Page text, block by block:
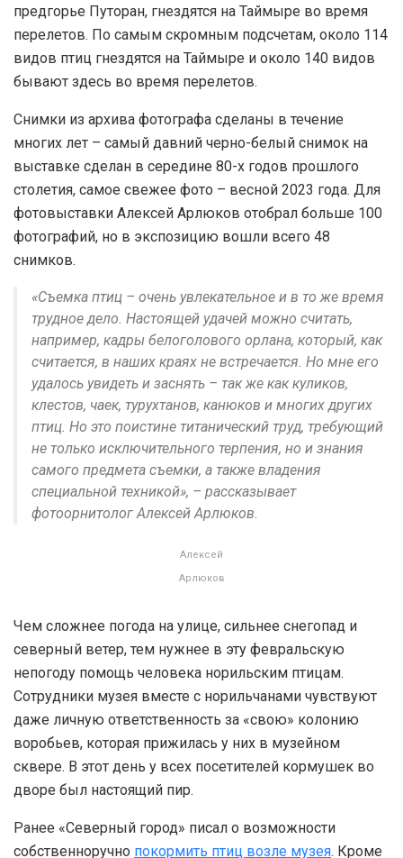
предгорье Путоран, гнездятся на Таймыре во время
перелетов. По самым скромным подсчетам, около 114
видов птиц гнездятся на Таймыре и около 140 видов
бывают здесь во время перелетов.
Снимки из архива фотографа сделаны в течение
многих лет – самый давний черно-белый снимок на
выставке сделан в середине 80-х годов прошлого
столетия, самое свежее фото – весной 2023 года. Для
фотовыставки Алексей Арлюков отобрал больше 100
фотографий, но в экспозицию вошли всего 48
снимков.
«Съемка птиц – очень увлекательное и в то же время
трудное дело. Настоящей удачей можно считать,
например, кадры белоголового орлана, который, как
считается, в наших краях не встречается. Но мне его
удалось увидеть и заснять – так же как куликов,
клестов, чаек, турухтанов, канюков и многих других
птиц. Но это поистине титанический труд, требующий
не только исключительного терпения, но и знания
самого предмета съемки, а также владения
специальной техникой», – рассказывает
фотоорнитолог Алексей Арлюков.
Алексей
Арлюков
Чем сложнее погода на улице, сильнее снегопад и
северный ветер, тем нужнее в эту февральскую
непогоду помощь человека норильским птицам.
Сотрудники музея вместе с норильчанами чувствуют
даже личную ответственность за «свою» колонию
воробьев, которая прижилась у них в музейном
сквере. В этот день у всех посетителей кормушек во
дворе был настоящий пир.
Ранее «Северный город» писал о возможности
собственноручно покормить птиц возле музея. Кроме